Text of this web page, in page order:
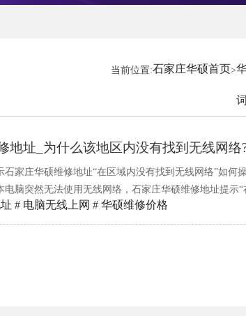
当前位置:石家庄华硕首页>
词
地址_为什么该地区内没有找到无线网络
石家庄华硕维修地址“在区域内没有找到无线网络”如何
电脑突然无法使用无线网络，石家庄华硕维修地址提示
个主要问题：一.eventlog被360禁用，可以启用。旧版
系统日志
# 电脑无线上网 # 华硕维修价格